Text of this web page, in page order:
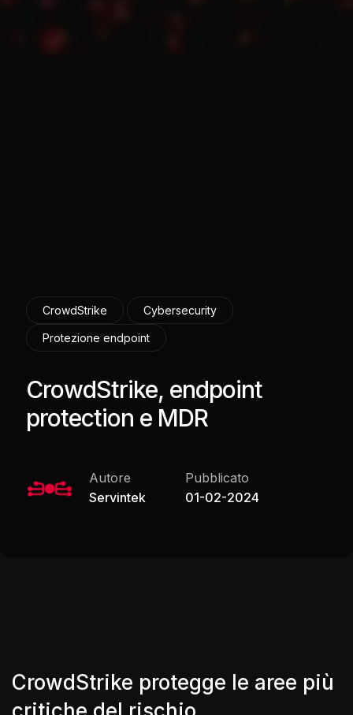
CrowdStrike Cybersecurity
Protezione endpoint
CrowdStrike, endpoint
protection e MDR
Autore
Servintek
Pubblicato
01-02-2024
CrowdStrike protegge le aree più